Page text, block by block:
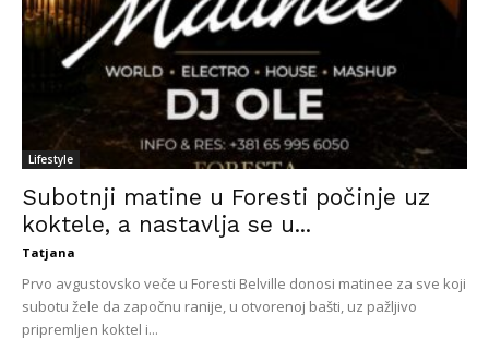
Lifestyle
Subotnji matine u Foresti počinje uz
koktele, a nastavlja se u...
Tatjana
Prvo avgustovsko veče u Foresti Belville donosi matinee za sve koji
subotu žele da započnu ranije, u otvorenoj bašti, uz pažljivo
pripremljen koktel i...